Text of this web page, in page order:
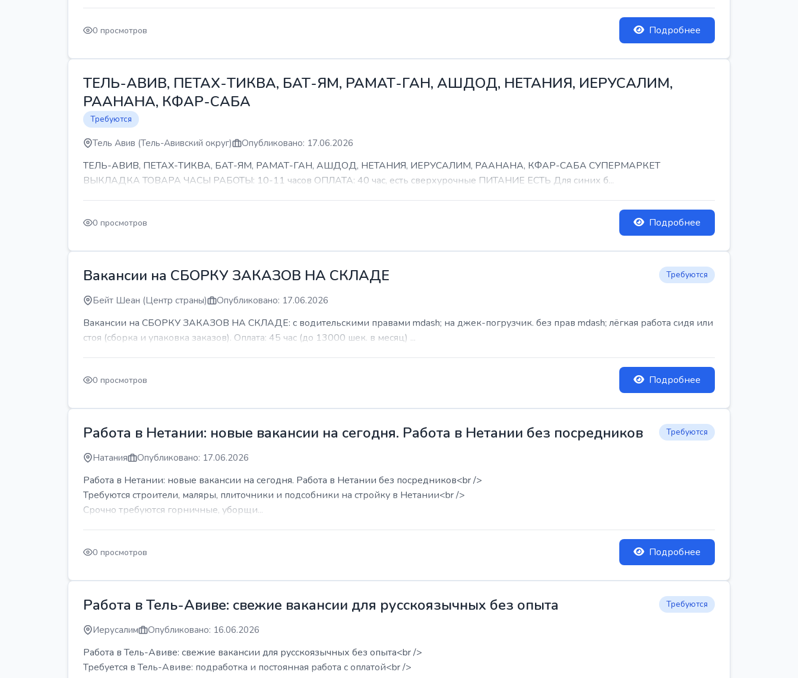
0 просмотров Подробнее
ТЕЛЬ-АВИВ, ПЕТАХ-ТИКВА, БАТ-ЯМ, РАМАТ-ГАН, АШДОД, НЕТАНИЯ, ИЕРУСАЛИМ,
РААНАНА, КФАР-САБА
Требуются
Тель Авив (Тель-Авивский округ) Опубликовано: 17.06.2026
ТЕЛЬ-АВИВ, ПЕТАХ-ТИКВА, БАТ-ЯМ, РАМАТ-ГАН, АШДОД, НЕТАНИЯ, ИЕРУСАЛИМ, РААНАНА, КФАР-САБА СУПЕРМАРКЕТ
ВЫКЛАДКА ТОВАРА ЧАСЫ РАБОТЫ: 10-11 часов ОПЛАТА: 40 час, есть сверхурочные ПИТАНИЕ ЕСТЬ Для синих б...
0 просмотров Подробнее
Вакансии на СБОРКУ ЗАКАЗОВ НА СКЛАДЕ Требуются
Бейт Шеан (Центр страны) Опубликовано: 17.06.2026
Вакансии на СБОРКУ ЗАКАЗОВ НА СКЛАДЕ: с водительскими правами mdash; на джек-погрузчик. без прав mdash; лёгкая работа сидя или
стоя (сборка и упаковка заказов). Оплата: 45 час (до 13000 шек. в месяц) ...
0 просмотров Подробнее
Работа в Нетании: новые вакансии на сегодня. Работа в Нетании без посредников Требуются
Натания Опубликовано: 17.06.2026
Работа в Нетании: новые вакансии на сегодня. Работа в Нетании без посредников<br />
Требуются строители, маляры, плиточники и подсобники на стройку в Нетании<br />
Срочно требуются горничные, уборщи...
0 просмотров Подробнее
Работа в Тель-Авиве: свежие вакансии для русскоязычных без опыта Требуются
Иерусалим Опубликовано: 16.06.2026
Работа в Тель-Авиве: свежие вакансии для русскоязычных без опыта<br />
Требуется в Тель-Авиве: подработка и постоянная работа с оплатой<br />